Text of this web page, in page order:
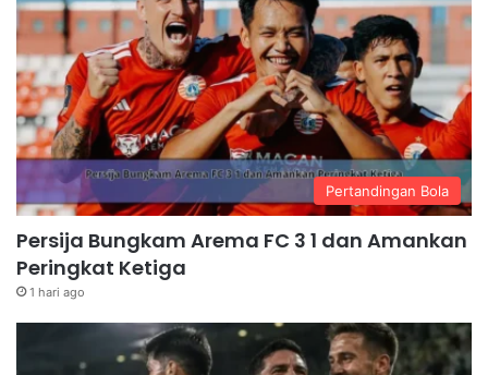
Pertandingan Bola
Persija Bungkam Arema FC 3 1 dan Amankan
Peringkat Ketiga
1 hari ago